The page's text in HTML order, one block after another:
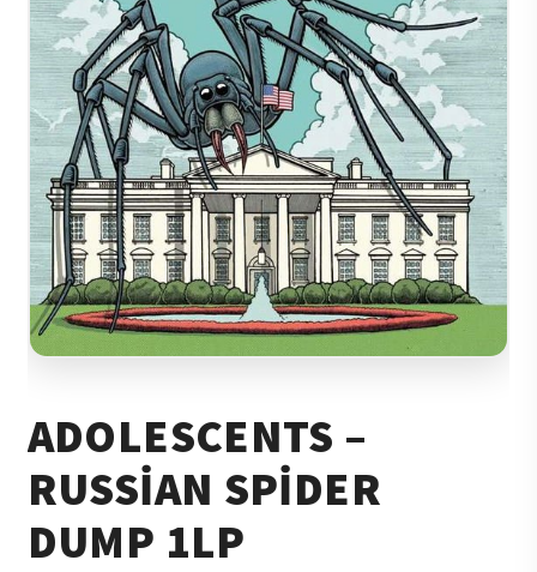
ADOLESCENTS –
RUSSIAN SPIDER
DUMP 1LP